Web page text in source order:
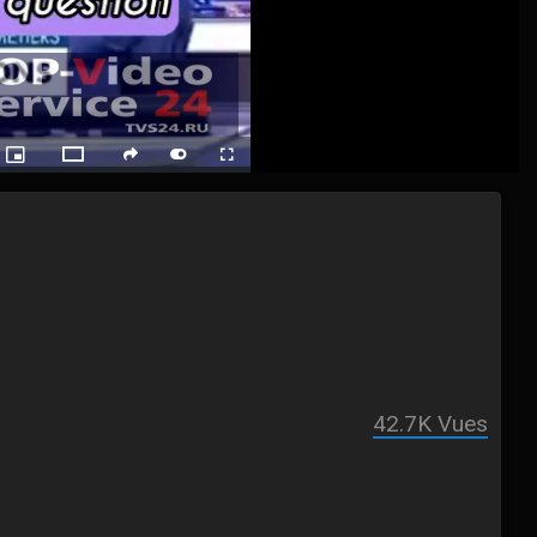
Picture-
in-
Switch
to
social autoplay
Fullscreen
42.7KVues